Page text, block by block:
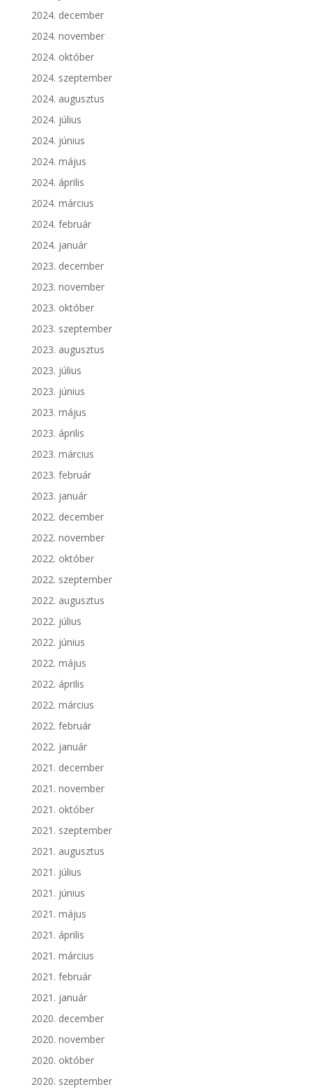
2024. december
2024. november
2024. október
2024. szeptember
2024. augusztus
2024. július
2024. június
2024. május
2024. április
2024. március
2024. február
2024. január
2023. december
2023. november
2023. október
2023. szeptember
2023. augusztus
2023. július
2023. június
2023. május
2023. április
2023. március
2023. február
2023. január
2022. december
2022. november
2022. október
2022. szeptember
2022. augusztus
2022. július
2022. június
2022. május
2022. április
2022. március
2022. február
2022. január
2021. december
2021. november
2021. október
2021. szeptember
2021. augusztus
2021. július
2021. június
2021. május
2021. április
2021. március
2021. február
2021. január
2020. december
2020. november
2020. október
2020. szeptember